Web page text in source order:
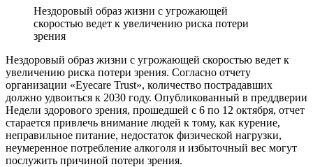
Нездоровый образ жизни с угрожающей
скоростью ведет к увеличению риска потери
зрения
Нездоровый образ жизни с угрожающей скоростью ведет к
увеличению риска потери зрения. Согласно отчету
организации «Eyecare Trust», количество пострадавших
должно удвоиться к 2030 году. Опубликованный в преддверии
Недели здорового зрения, прошедшей с 6 по 12 октября, отчет
старается привлечь внимание людей к тому, как курение,
неправильное питание, недостаток физической нагрузки,
неумеренное потребление алкоголя и избыточный вес могут
послужить причиной потери зрения.